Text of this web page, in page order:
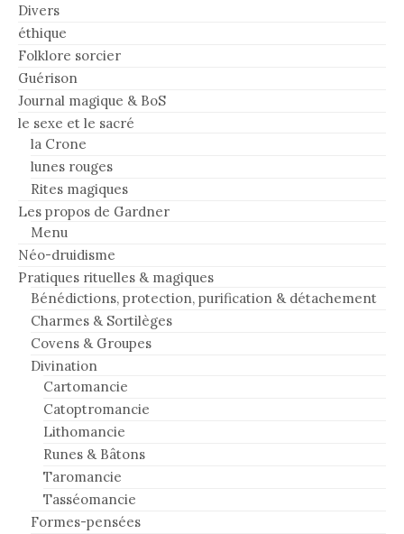
Divers
éthique
Folklore sorcier
Guérison
Journal magique & BoS
le sexe et le sacré
la Crone
lunes rouges
Rites magiques
Les propos de Gardner
Menu
Néo-druidisme
Pratiques rituelles & magiques
Bénédictions, protection, purification & détachement
Charmes & Sortilèges
Covens & Groupes
Divination
Cartomancie
Catoptromancie
Lithomancie
Runes & Bâtons
Taromancie
Tasséomancie
Formes-pensées